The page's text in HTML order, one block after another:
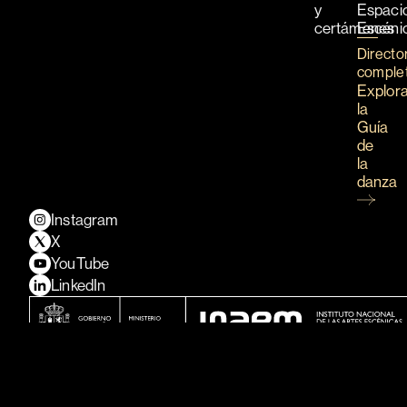
y
certámenes
la
Guía
de
la
danza
Instagram
X
YouTube
LinkedIn